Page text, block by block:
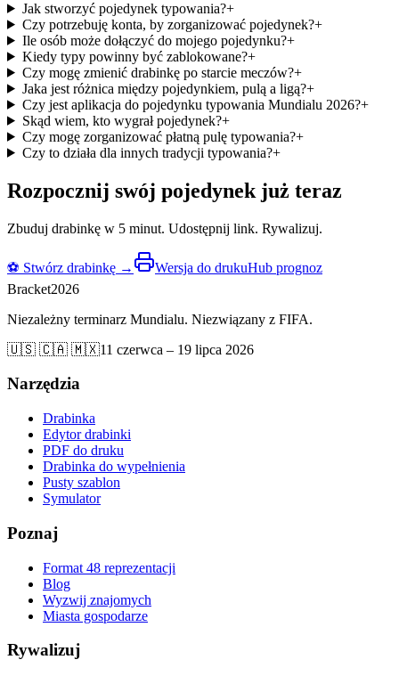
Jak stworzyć pojedynek typowania?+
Czy potrzebuję konta, by zorganizować pojedynek?+
Ile osób może dołączyć do mojego pojedynku?+
Kiedy typy powinny być zablokowane?+
Czy mogę zmienić drabinkę po starcie meczów?+
Jaka jest różnica między pojedynkiem, pulą a ligą?+
Czy jest aplikacja do pojedynku typowania Mundialu 2026?+
Skąd wiem, kto wygrał pojedynek?+
Czy mogę zorganizować płatną pulę typowania?+
Czy to działa dla innych tradycji typowania?+
Rozpocznij swój pojedynek już teraz
Zbuduj drabinkę w 5 minut. Udostępnij link. Rywalizuj.
⚽ Stwórz drabinkę → Wersja do drukuHub prognoz
Bracket2026
Niezależny terminarz Mundialu. Niezwiązany z FIFA.
🇺🇸 🇨🇦 🇲🇽11 czerwca – 19 lipca 2026
Narzędzia
Drabinka
Edytor drabinki
PDF do druku
Drabinka do wypełnienia
Pusty szablon
Symulator
Poznaj
Format 48 reprezentacji
Blog
Wyzwij znajomych
Miasta gospodarze
Rywalizuj